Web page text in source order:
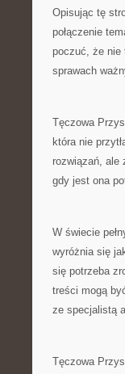
Opisując tę
połączenie
poczuć, że nie
sprawach
Tęczowa
która nie
rozwiązań, ale
gdy jest ona
W świecie
wyróżnia się
się potrzeba
treści mogą
ze specjalistą
Tęczowa